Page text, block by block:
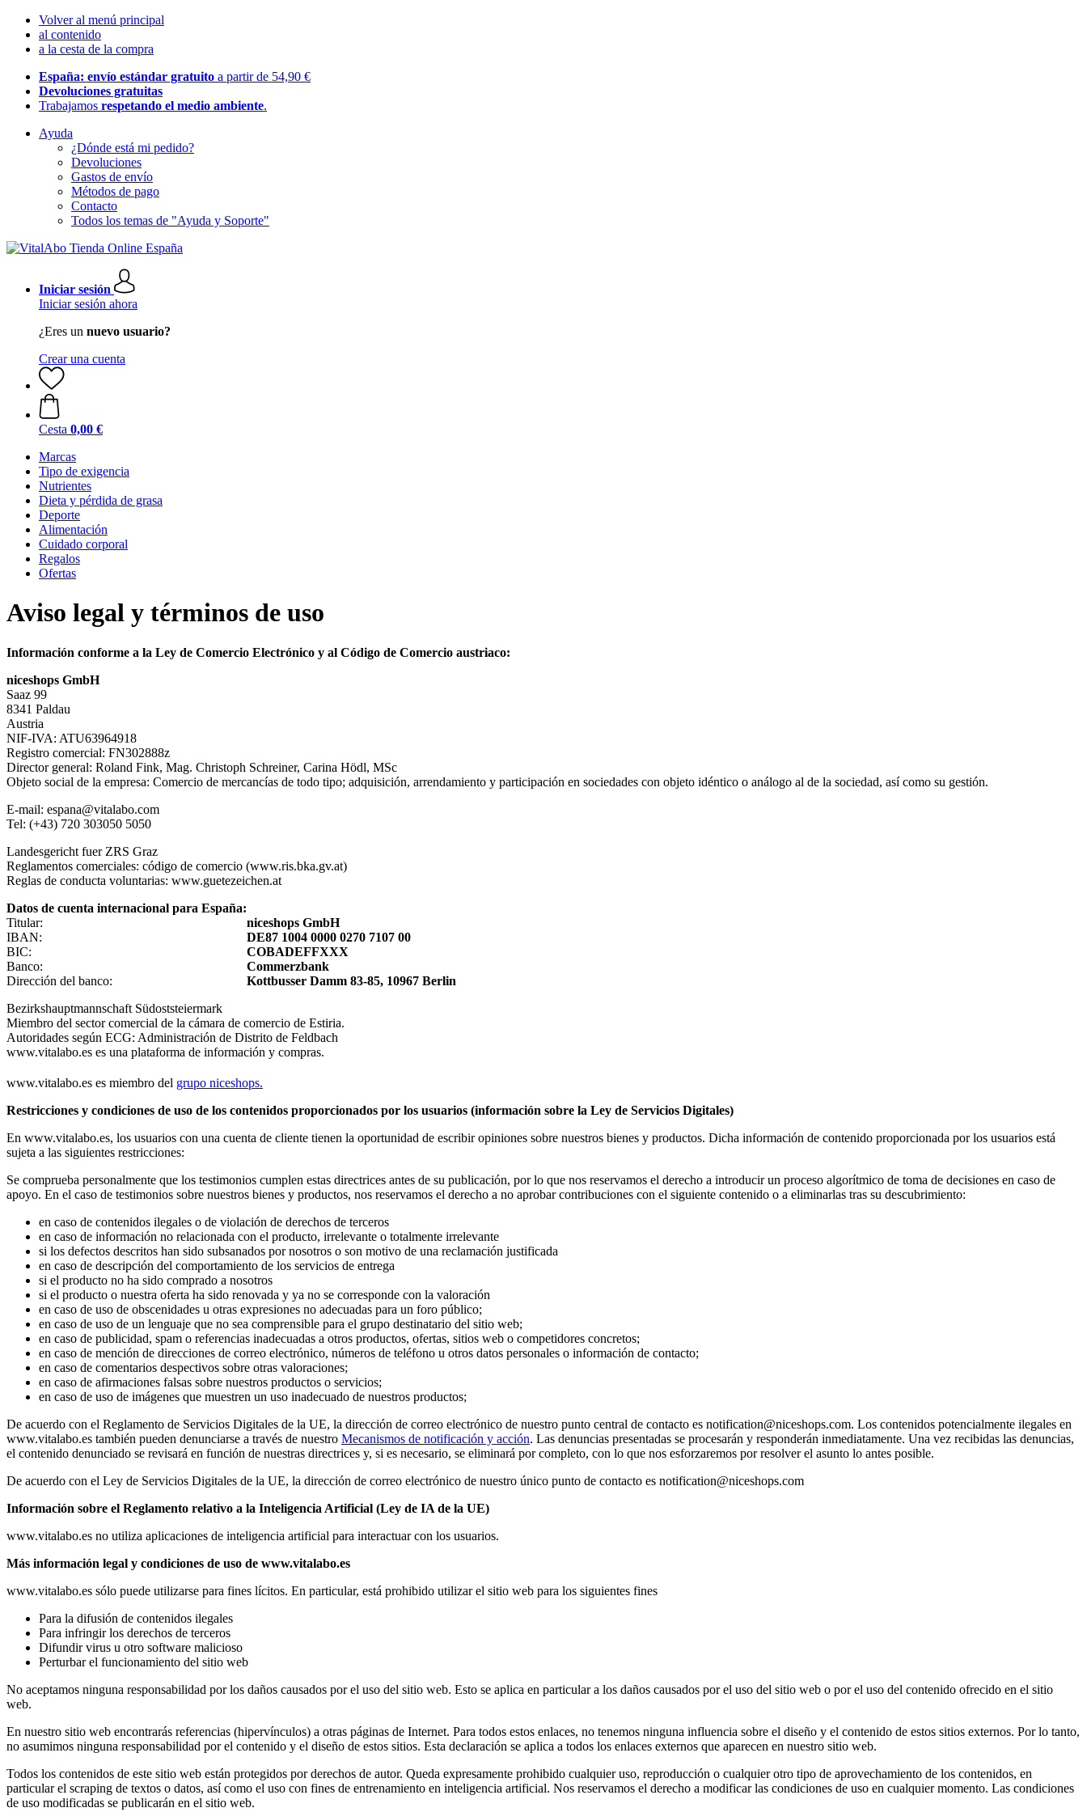
Volver al menú principal
al contenido
a la cesta de la compra
España: envío estándar gratuito a partir de 54,90 €
Devoluciones gratuitas
Trabajamos respetando el medio ambiente.
Ayuda
¿Dónde está mi pedido?
Devoluciones
Gastos de envío
Métodos de pago
Contacto
Todos los temas de "Ayuda y Soporte"
Iniciar sesión
Iniciar sesión ahora
¿Eres un nuevo usuario?
Crear una cuenta
Cesta 0,00 €
Marcas
Tipo de exigencia
Nutrientes
Dieta y pérdida de grasa
Deporte
Alimentación
Cuidado corporal
Regalos
Ofertas
Aviso legal y términos de uso
Información conforme a la Ley de Comercio Electrónico y al Código de Comercio austriaco:
niceshops GmbH
Saaz 99
8341 Paldau
Austria
NIF-IVA: ATU63964918
Registro comercial: FN302888z
Director general: Roland Fink, Mag. Christoph Schreiner, Carina Hödl, MSc
Objeto social de la empresa: Comercio de mercancías de todo tipo; adquisición, arrendamiento y participación en sociedades con objeto idéntico o análogo al de la sociedad, así como su gestión.
E-mail: espana@vitalabo.com
Tel: (+43) 720 303050 5050
Landesgericht fuer ZRS Graz
Reglamentos comerciales: código de comercio (www.ris.bka.gv.at)
Reglas de conducta voluntarias: www.guetezeichen.at
Datos de cuenta internacional para España:
Titular:
niceshops GmbH
IBAN:
DE87 1004 0000 0270 7107 00
BIC:
COBADEFFXXX
Banco:
Commerzbank
Dirección del banco:
Kottbusser Damm 83-85, 10967 Berlin
Bezirkshauptmannschaft Südoststeiermark
Miembro del sector comercial de la cámara de comercio de Estiria.
Autoridades según ECG: Administración de Distrito de Feldbach
www.vitalabo.es es una plataforma de información y compras.
www.vitalabo.es es miembro del grupo niceshops.
Restricciones y condiciones de uso de los contenidos proporcionados por los usuarios (información sobre la Ley de Servicios Digitales)
En www.vitalabo.es, los usuarios con una cuenta de cliente tienen la oportunidad de escribir opiniones sobre nuestros bienes y productos. Dicha información de contenido proporcionada por los usuarios está
sujeta a las siguientes restricciones:
Se comprueba personalmente que los testimonios cumplen estas directrices antes de su publicación, por lo que nos reservamos el derecho a introducir un proceso algorítmico de toma de decisiones en caso de
apoyo. En el caso de testimonios sobre nuestros bienes y productos, nos reservamos el derecho a no aprobar contribuciones con el siguiente contenido o a eliminarlas tras su descubrimiento:
en caso de contenidos ilegales o de violación de derechos de terceros
en caso de información no relacionada con el producto, irrelevante o totalmente irrelevante
si los defectos descritos han sido subsanados por nosotros o son motivo de una reclamación justificada
en caso de descripción del comportamiento de los servicios de entrega
si el producto no ha sido comprado a nosotros
si el producto o nuestra oferta ha sido renovada y ya no se corresponde con la valoración
en caso de uso de obscenidades u otras expresiones no adecuadas para un foro público;
en caso de uso de un lenguaje que no sea comprensible para el grupo destinatario del sitio web;
en caso de publicidad, spam o referencias inadecuadas a otros productos, ofertas, sitios web o competidores concretos;
en caso de mención de direcciones de correo electrónico, números de teléfono u otros datos personales o información de contacto;
en caso de comentarios despectivos sobre otras valoraciones;
en caso de afirmaciones falsas sobre nuestros productos o servicios;
en caso de uso de imágenes que muestren un uso inadecuado de nuestros productos;
De acuerdo con el Reglamento de Servicios Digitales de la UE, la dirección de correo electrónico de nuestro punto central de contacto es notification@niceshops.com. Los contenidos potencialmente ilegales en
www.vitalabo.es también pueden denunciarse a través de nuestro Mecanismos de notificación y acción. Las denuncias presentadas se procesarán y responderán inmediatamente. Una vez recibidas las denuncias,
el contenido denunciado se revisará en función de nuestras directrices y, si es necesario, se eliminará por completo, con lo que nos esforzaremos por resolver el asunto lo antes posible.
De acuerdo con el Ley de Servicios Digitales de la UE, la dirección de correo electrónico de nuestro único punto de contacto es notification@niceshops.com
Información sobre el Reglamento relativo a la Inteligencia Artificial (Ley de IA de la UE)
www.vitalabo.es no utiliza aplicaciones de inteligencia artificial para interactuar con los usuarios.
Más información legal y condiciones de uso de www.vitalabo.es
www.vitalabo.es sólo puede utilizarse para fines lícitos. En particular, está prohibido utilizar el sitio web para los siguientes fines
Para la difusión de contenidos ilegales
Para infringir los derechos de terceros
Difundir virus u otro software malicioso
Perturbar el funcionamiento del sitio web
No aceptamos ninguna responsabilidad por los daños causados por el uso del sitio web. Esto se aplica en particular a los daños causados por el uso del sitio web o por el uso del contenido ofrecido en el sitio
web.
En nuestro sitio web encontrarás referencias (hipervínculos) a otras páginas de Internet. Para todos estos enlaces, no tenemos ninguna influencia sobre el diseño y el contenido de estos sitios externos. Por lo tanto,
no asumimos ninguna responsabilidad por el contenido y el diseño de estos sitios. Esta declaración se aplica a todos los enlaces externos que aparecen en nuestro sitio web.
Todos los contenidos de este sitio web están protegidos por derechos de autor. Queda expresamente prohibido cualquier uso, reproducción o cualquier otro tipo de aprovechamiento de los contenidos, en
particular el scraping de textos o datos, así como el uso con fines de entrenamiento en inteligencia artificial. Nos reservamos el derecho a modificar las condiciones de uso en cualquier momento. Las condiciones
de uso modificadas se publicarán en el sitio web.